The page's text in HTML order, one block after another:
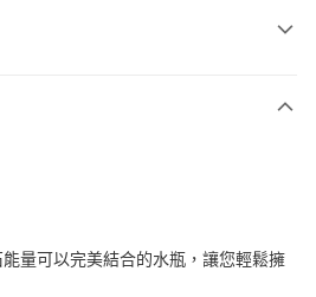
量可以完美結合的水瓶，讓您輕鬆擁